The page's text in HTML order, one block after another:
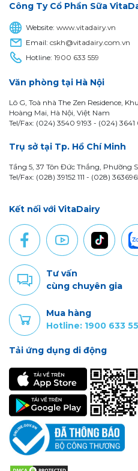
Công Ty Cổ Phần Sữa
Website:www.vitadairy.vn
Email:cskh@vitadairy.com.vn
Hotline:1900 633 559
Văn phòng tại Hà Nội
Lô G, Toà nhà The Zen Residence,
Hoàng Mai, Hà Nội, Việt Nam
Tel/Fax: (024) 3540 9193 - (024) 3641
Trụ sở tại Tp. Hồ Chí Minh
Tầng 5, 37 Tôn Đức Thắng, Phường
Tel/Fax: (028) 39152 111 - (028)
Kết nối với VitaDairy
Tư vấn
cùng chuyên gia
Mua hàng
Hotline: 1900 633
Tải ứng dụng di động